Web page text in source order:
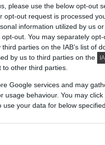
please use the below opt-out
opt-out request is processed
information utilized by us
out. You may separately
parties on the IAB’s list of
by us to third parties on the
other third parties.
Google services and may
usage behaviour. You may
your data for below